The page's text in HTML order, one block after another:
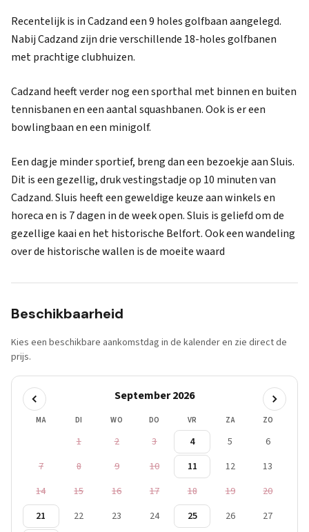
Recentelijk is in Cadzand een 9 holes golfbaan aangelegd.
Nabij Cadzand zijn drie verschillende 18-holes golfbanen
met prachtige clubhuizen.
Cadzand heeft verder nog een sporthal met binnen en buiten
tennisbanen en een aantal squashbanen. Ook is er een
bowlingbaan en een minigolf.
Een dagje minder sportief, breng dan een bezoekje aan Sluis.
Dit is een gezellig, druk vestingstadje op 10 minuten van
Cadzand. Sluis heeft een geweldige keuze aan winkels en
horeca en is 7 dagen in de week open. Sluis is geliefd om de
gezellige kaai en het historische Belfort. Ook een wandeling
over de historische wallen is de moeite waard
Beschikbaarheid
Kies een beschikbare aankomstdag in de kalender en zie direct de
prijs.
September 2026
MA DI WO DO VR ZA ZO
1 2 3 4 5
6
7
8 9 10 11 12
13
14
15 16 17 18 19
20
21
22 23 24 25 26 27